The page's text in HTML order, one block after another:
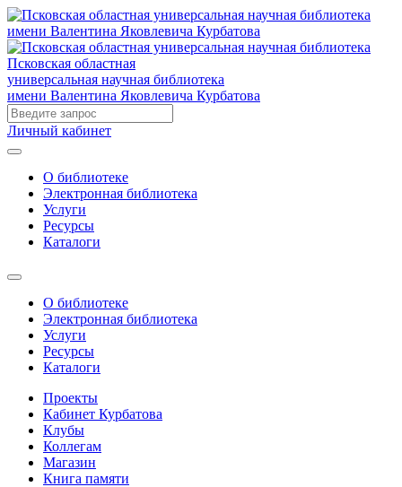
Псковская областная
универсальная научная библиотека
имени Валентина Яковлевича Курбатова
Личный кабинет
О библиотеке
Электронная библиотека
Услуги
Ресурсы
Каталоги
О библиотеке
Электронная библиотека
Услуги
Ресурсы
Каталоги
Проекты
Кабинет Курбатова
Клубы
Коллегам
Магазин
Книга памяти